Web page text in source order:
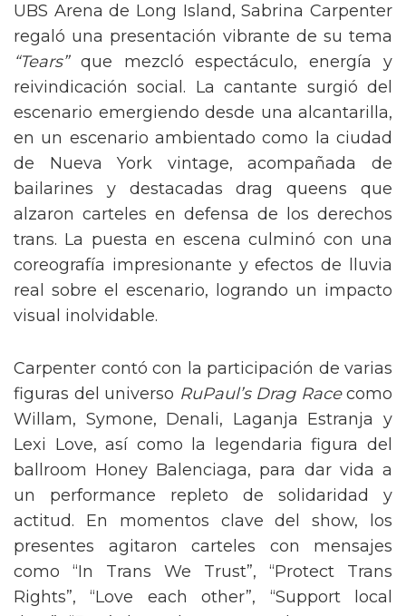
UBS Arena de Long Island, Sabrina Carpenter
regaló una presentación vibrante de su tema
“Tears”que mezcló espectáculo, energía y
reivindicación social. La cantante surgió del
escenario emergiendo desde una alcantarilla,
en un escenario ambientado como la ciudad
de Nueva York vintage, acompañada de
bailarines y destacadas drag queens que
alzaron carteles en defensa de los derechos
trans. La puesta en escena culminó con una
coreografía impresionante y efectos de lluvia
real sobre el escenario, logrando un impacto
visual inolvidable.
Carpenter contó con la participación de varias
figuras del universo RuPaul’s Drag Racecomo
Willam, Symone, Denali, Laganja Estranja y
Lexi Love, así como la legendaria figura del
ballroom Honey Balenciaga, para dar vida a
un performance repleto de solidaridad y
actitud. En momentos clave del show, los
presentes agitaron carteles con mensajes
como “In Trans We Trust”, “Protect Trans
Rights”, “Love each other”, “Support local